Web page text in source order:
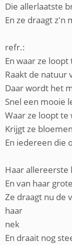
Die allerlaatste
En ze draagt z'n
refr.:
En waar ze
Raakt de natuur
Daar wordt het
Snel een mooie
Waar ze loopt te
Krijgt ze
En iedereen die
Haar allereerste
En van haar
Ze draagt nu de
haar
nek
En draait nog